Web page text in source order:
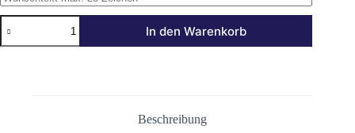
DOMAIN
AUFKLEBER
INTERNETADRESSE
In den Warenkorb
Beschreibung